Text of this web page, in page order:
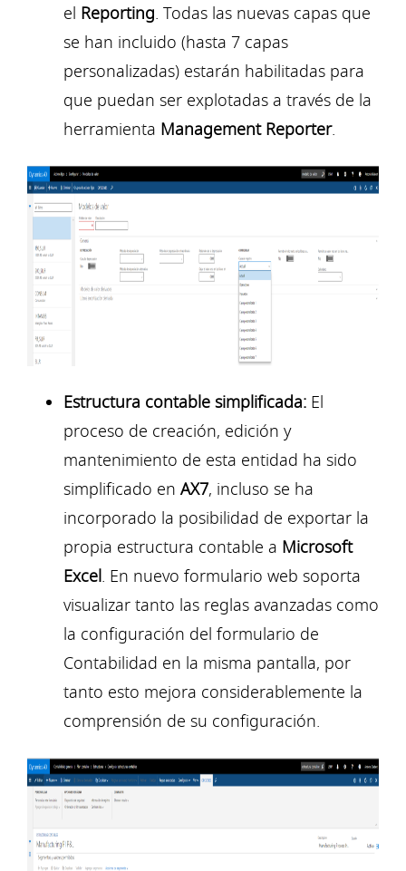
el Reporting. Todas las nuevas capas que
se han incluido (hasta 7 capas
personalizadas) estarán habilitadas para
que puedan ser explotadas a través de la
herramienta Management Reporter.
Estructura contable simplificada: El
proceso de creación, edición y
mantenimiento de esta entidad ha sido
simplificado en AX7, incluso se ha
incorporado la posibilidad de exportar la
propia estructura contable a Microsoft
Excel. En nuevo formulario web soporta
visualizar tanto las reglas avanzadas como
la configuración del formulario de
Contabilidad en la misma pantalla, por
tanto esto mejora considerablemente la
comprensión de su configuración.